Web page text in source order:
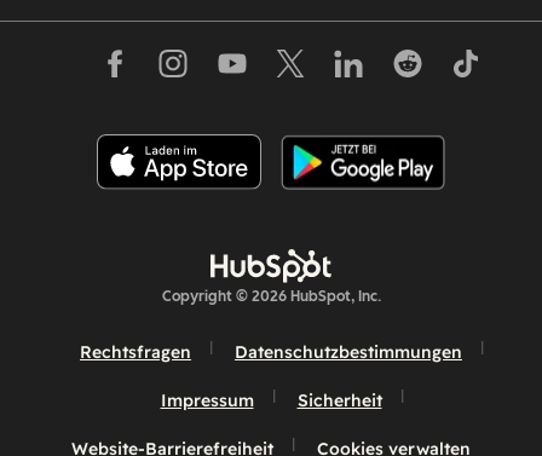
Copyright © 2026 HubSpot, Inc.
Rechtsfragen Datenschutzbestimmungen
Impressum Sicherheit
Website-Barrierefreiheit Cookies verwalten